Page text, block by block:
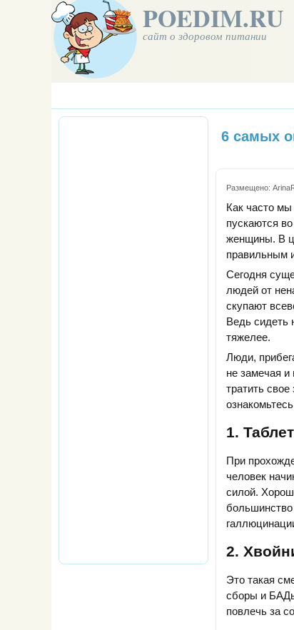
POEDIM.RU
сайт о здоровом питании
6 самых
Размещено:
Как часто
пускаются
женщины. В
правильным
Сегодня
людей от
скупают
Ведь сидеть
тяжелее.
Люди,
не замечая и
тратить
1.
При
человек
силой.
большинство
2.
Это такая
сборы и
повлечь за